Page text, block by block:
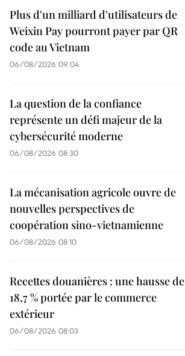
Plus d'un milliard d'utilisateurs de
Weixin Pay pourront payer par QR
code au Vietnam
06/08/2026 09:04
La question de la confiance
représente un défi majeur de la
cybersécurité moderne
06/08/2026 08:30
La mécanisation agricole ouvre de
nouvelles perspectives de
coopération sino-vietnamienne
06/08/2026 08:10
Recettes douanières : une hausse de
18,7 % portée par le commerce
extérieur
06/08/2026 08:03